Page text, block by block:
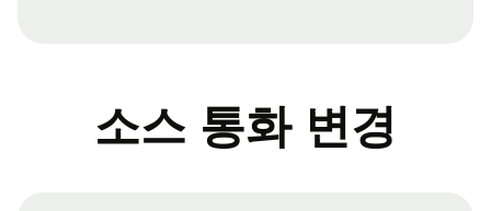
소스 통화 변경